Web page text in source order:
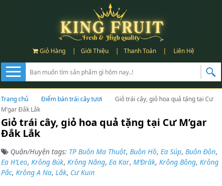
Giỏ Hàng | Giới Thiệu | Thanh Toán | Liên Hệ
Trang chủ Điểm bán trái cây tươi
Giỏ trái cây, giỏ hoa quả tặng tại Cư
M’gar Đắk Lắk
Giỏ trái cây, giỏ hoa quả tặng tại Cư M’gar
Đắk Lắk
Quận/Huyện tags: TP Buôn Ma Thuột, Buôn Hồ, Ea Súp, Buôn Đôn,
Ea H’Leo, Krông Búk, Krông Năng, Ea Kar, M’Đrăk, Krông Bông, Krông
Pắc, Krông A Na, Lắk, Cư Kuin